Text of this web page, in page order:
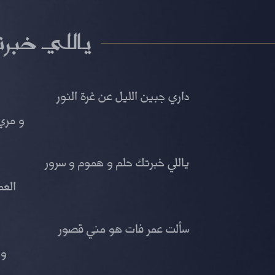
ياللي
داري جبين الليل عن غرة النور
و
ياللي خبرتك حلم و هموم و سرور
سألت عمر فات هو مني قصور